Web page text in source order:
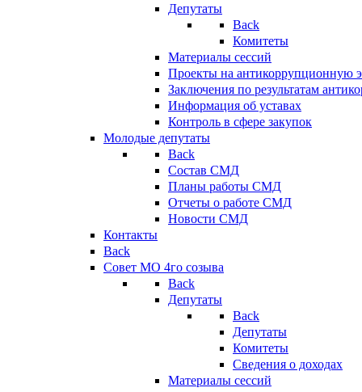
Депутаты
Back
Комитеты
Материалы сессий
Проекты на антикоррупционную
Заключения по результатам
Информация об уставах
Контроль в сфере закупок
Молодые депутаты
Back
Состав СМД
Планы работы СМД
Отчеты о работе СМД
Новости СМД
Контакты
Back
Совет МО 4го созыва
Back
Депутаты
Back
Депутаты
Комитеты
Сведения о доходах
Материалы сессий